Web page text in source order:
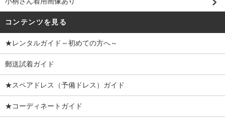
コンテンツを見る
★レンタルガイド～初めての方へ～
郵送試着ガイド
★スペアドレス（予備ドレス）ガイド
★コーディネートガイド